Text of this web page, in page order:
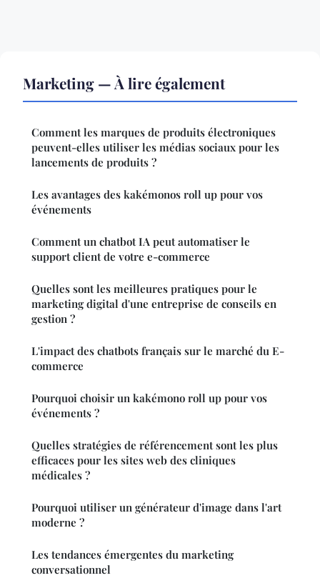
Marketing — À lire également
Comment les marques de produits électroniques
peuvent-elles utiliser les médias sociaux pour les
lancements de produits ?
Les avantages des kakémonos roll up pour vos
événements
Comment un chatbot IA peut automatiser le
support client de votre e-commerce
Quelles sont les meilleures pratiques pour le
marketing digital d'une entreprise de conseils en
gestion ?
L'impact des chatbots français sur le marché du E-
commerce
Pourquoi choisir un kakémono roll up pour vos
événements ?
Quelles stratégies de référencement sont les plus
efficaces pour les sites web des cliniques
médicales ?
Pourquoi utiliser un générateur d'image dans l'art
moderne ?
Les tendances émergentes du marketing
conversationnel